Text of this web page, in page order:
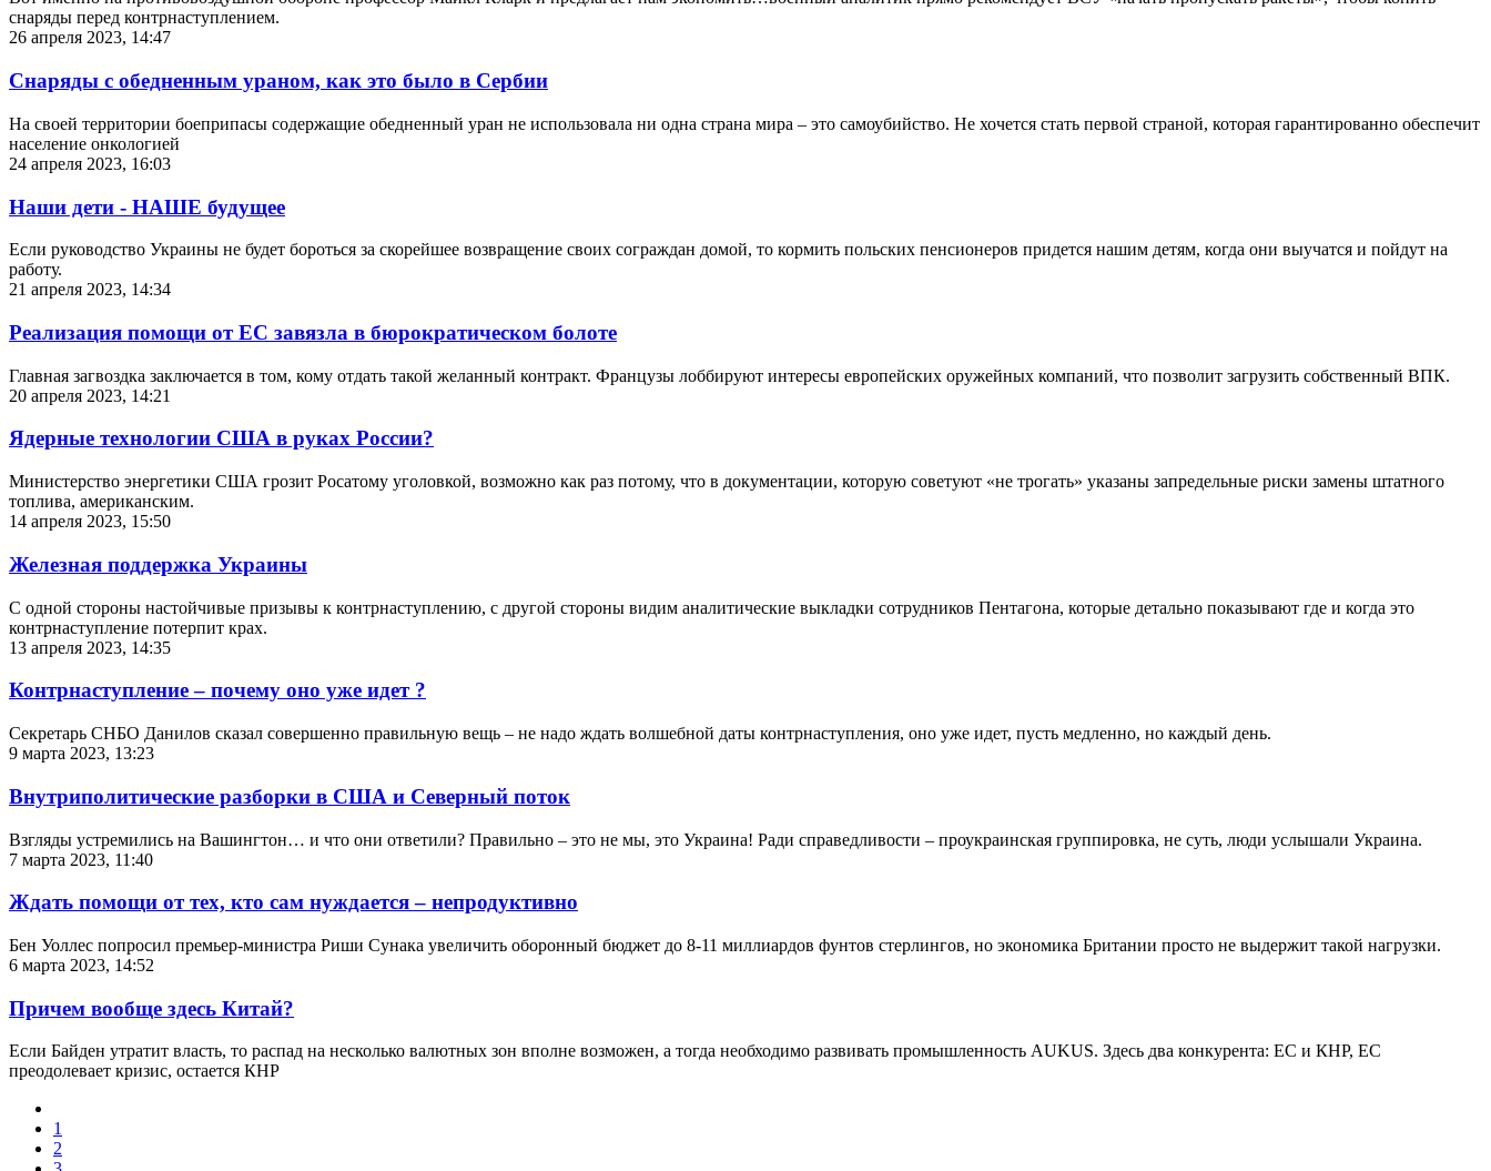
снаряды перед контрнаступлением.
26 апреля 2023, 14:47
Снаряды с обедненным ураном, как это было в Сербии
На своей территории боеприпасы содержащие обедненный уран не использовала ни одна страна мира – это самоубийство. Не хочется стать первой страной, которая гарантированно обеспечит
население онкологией
24 апреля 2023, 16:03
Наши дети - НАШЕ будущее
Если руководство Украины не будет бороться за скорейшее возвращение своих сограждан домой, то кормить польских пенсионеров придется нашим детям, когда они выучатся и пойдут на
работу.
21 апреля 2023, 14:34
Реализация помощи от ЕС завязла в бюрократическом болоте
Главная загвоздка заключается в том, кому отдать такой желанный контракт. Французы лоббируют интересы европейских оружейных компаний, что позволит загрузить собственный ВПК.
20 апреля 2023, 14:21
Ядерные технологии США в руках России?
Министерство энергетики США грозит Росатому уголовкой, возможно как раз потому, что в документации, которую советуют «не трогать» указаны запредельные риски замены штатного
топлива, американским.
14 апреля 2023, 15:50
Железная поддержка Украины
С одной стороны настойчивые призывы к контрнаступлению, с другой стороны видим аналитические выкладки сотрудников Пентагона, которые детально показывают где и когда это
контрнаступление потерпит крах.
13 апреля 2023, 14:35
Контрнаступление – почему оно уже идет ?
Секретарь СНБО Данилов сказал совершенно правильную вещь – не надо ждать волшебной даты контрнаступления, оно уже идет, пусть медленно, но каждый день.
9 марта 2023, 13:23
Внутриполитические разборки в США и Северный поток
Взгляды устремились на Вашингтон… и что они ответили? Правильно – это не мы, это Украина! Ради справедливости – проукраинская группировка, не суть, люди услышали Украина.
7 марта 2023, 11:40
Ждать помощи от тех, кто сам нуждается – непродуктивно
Бен Уоллес попросил премьер-министра Риши Сунака увеличить оборонный бюджет до 8-11 миллиардов фунтов стерлингов, но экономика Британии просто не выдержит такой нагрузки.
6 марта 2023, 14:52
Причем вообще здесь Китай?
Если Байден утратит власть, то распад на несколько валютных зон вполне возможен, а тогда необходимо развивать промышленность AUKUS. Здесь два конкурента: ЕС и КНР, ЕС
преодолевает кризис, остается КНР
1
2